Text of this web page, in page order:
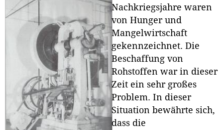
Nachkriegsjahre waren
von Hunger und
Mangelwirtschaft
gekennzeichnet. Die
Beschaffung von
Rohstoffen war in dieser
Zeit ein sehr großes
Problem. In dieser
Situation bewährte sich,
dass die